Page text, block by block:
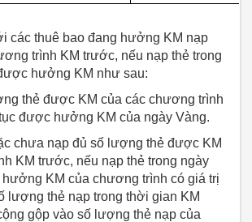
các thuê bao đang hưởng KM nạp
trình KM trước, nếu nạp thẻ trong
hưởng KM như sau:
thẻ được KM của các chương trình
được hưởng KM của ngày Vàng.
chưa nạp đủ số lượng thẻ được KM
KM trước, nếu nạp thẻ trong ngày
KM của chương trình có giá trị
lượng thẻ nạp trong thời gian KM
gộp vào số lượng thẻ nạp của